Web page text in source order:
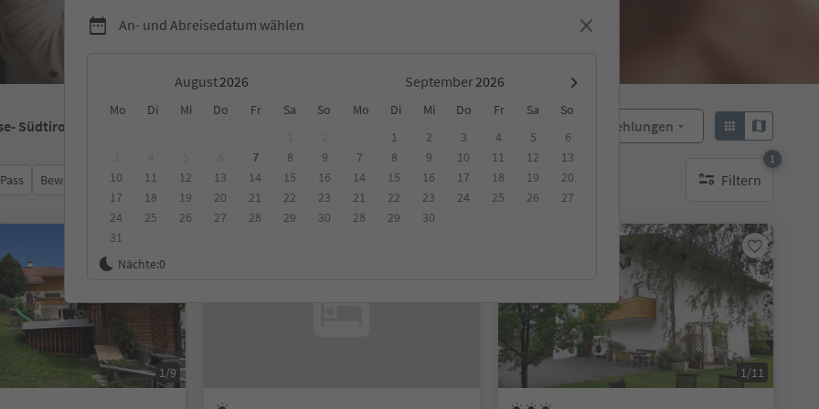
An- und Abreisedatum wählen
August September
Mo Di Mi Do Fr Sa So Mo Di Mi Do Fr Sa
So
7 8
9
10
11 12 13 14 15
16
17
18 19 20 21 22
23
24
25 26 27 28 29
30
31
1 2 3 4 5
6
7
8 9 10 11 12
13
14
15 16 17 18 19
20
21
22 23 24 25 26
27
28
29 30
Nächte:0
- Südtirol Empfehlungen
Bewertungen Kategorie Verpflegungsart Nachhaltige Unterkunft Filtern
1
1 aktiver Filter
1/9 1/11